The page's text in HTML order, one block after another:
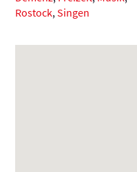
Rostock,Singen